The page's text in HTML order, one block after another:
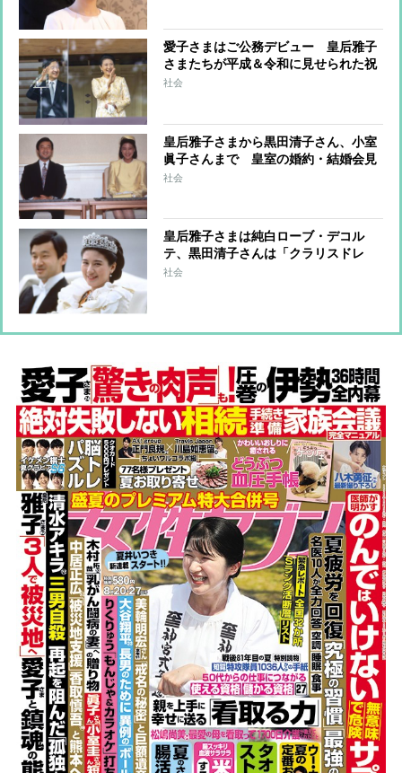
愛子さまはご公務デビュー 皇后雅子
さまたちが平成＆令和に見せられた祝
賀のドレス姿
社会
皇后雅子さまから黒田清子さん、小室
眞子さんまで 皇室の婚約・結婚会見
のファッションと秘話
社会
皇后雅子さまは純白ローブ・デコル
テ、黒田清子さんは「クラリスドレ
ス」と話題に 女性皇族の華麗な
社会